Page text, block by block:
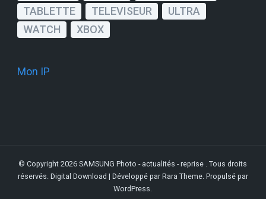
TABLETTE
TELEVISEUR
ULTRA
WATCH
XBOX
Mon IP
© Copyright 2026SAMSUNG Photo - actualités - reprise . Tous droits
réservés. Digital Download | Développé par Rara Theme. Propulsé par
WordPress.